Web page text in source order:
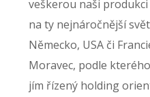
veškerou naši
na ty nejnáročnější
Německo, USA či
Moravec, podle
jím řízený holding